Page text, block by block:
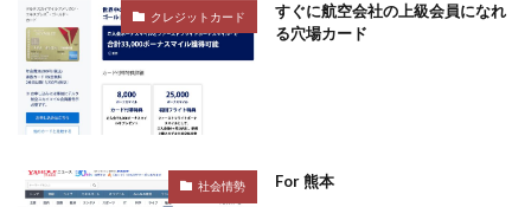
クレジットカード
すぐに航空会社の上級会員になれ
る穴場カード
社会情勢 For 熊本